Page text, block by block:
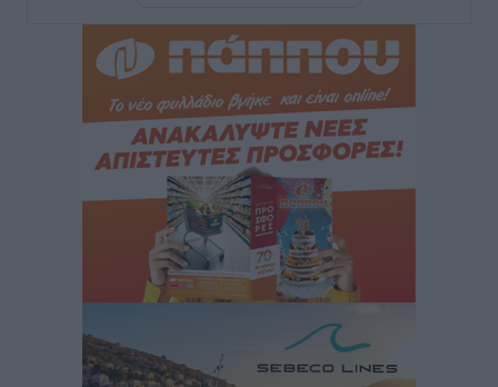
στην Κω
Τοπικές Ειδήσεις• πριν 7 ώρες
Αυτοκίνητο μπήκε παράνομα σε μονόδρομο στο
Μαστιχάρι – Αναποδογύρισε όχημα με μητέρα και
πριν 8 ώρες
“Η Ευρώπη αντιμετώπιζε το προσφυγικό σαν ταινία
τρόμου” – Η συγκλονιστική μαρτυρία της Χαρούλας
Γιασιράνη στον RV για τα γεγονότα που οδήγησαν στο
Σύμφωνο της Λέρου
Τοπικές Ειδήσεις • πριν 8 ώρες